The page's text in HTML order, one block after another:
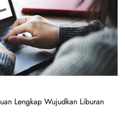
Lengkap Wujudkan Liburan